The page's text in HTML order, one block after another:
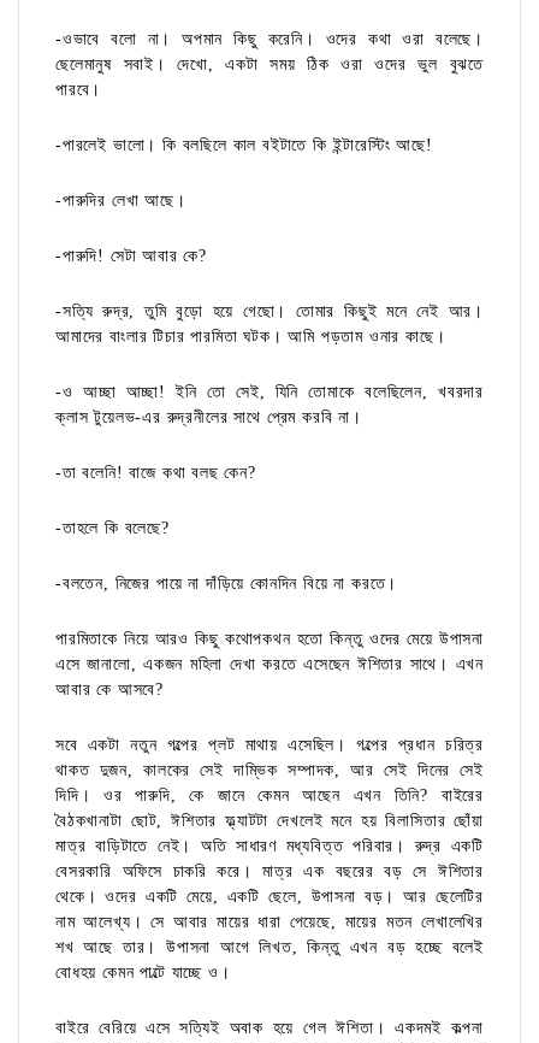
-ওভাবে বলো না। অপমান কিছু করেনি। ওদের কথা ওরা বলেছে।
ছেলেমানুষ সবাই। দেখো, একটা সময় ঠিক ওরা ওদের ভুল বুঝতে
পারবে।
-পারলেই ভালো। কি বলছিলে কাল বইটাতে কি ইন্টারেস্টিং আছে!
-পারুদির লেখা আছে।
-পারুদি! সেটা আবার কে?
-সত্যি রুদ্র, তুমি বুড়ো হয়ে গেছো। তোমার কিছুই মনে নেই আর।
আমাদের বাংলার টিচার পারমিতা ঘটক। আমি পড়তাম ওনার কাছে।
-ও আচ্ছা আচ্ছা! ইনি তো সেই, যিনি তোমাকে বলেছিলেন, খবরদার
ক্লাস টুয়েলভ-এর রুদ্রনীলের সাথে প্রেম করবি না।
-তা বলেনি! বাজে কথা বলছ কেন?
-তাহলে কি বলেছে?
-বলতেন, নিজের পায়ে না দাঁড়িয়ে কোনদিন বিয়ে না করতে।
পারমিতাকে নিয়ে আরও কিছু কথোপকথন হতো কিন্তু ওদের মেয়ে উপাসনা
এসে জানালো, একজন মহিলা দেখা করতে এসেছেন ঈশিতার সাথে। এখন
আবার কে আসবে?
সবে একটা নতুন গল্পের প্লট মাথায় এসেছিল। গল্পের প্রধান চরিত্র
থাকত দুজন, কালকের সেই দাম্ভিক সম্পাদক, আর সেই দিনের সেই
দিদি। ওর পারুদি, কে জানে কেমন আছেন এখন তিনি? বাইরের
বৈঠকখানাটা ছোট, ঈশিতার ফ্ল্যাটটা দেখলেই মনে হয় বিলাসিতার ছোঁয়া
মাত্র বাড়িটাতে নেই। অতি সাধারণ মধ্যবিত্ত পরিবার। রুদ্র একটি
বেসরকারি অফিসে চাকরি করে। মাত্র এক বছরের বড় সে ঈশিতার
থেকে। ওদের একটি মেয়ে, একটি ছেলে, উপাসনা বড়। আর ছেলেটির
নাম আলেখ্য। সে আবার মায়ের ধারা পেয়েছে, মায়ের মতন লেখালেখির
শখ আছে তার। উপাসনা আগে লিখত, কিন্তু এখন বড় হচ্ছে বলেই
বোধহয় কেমন পাল্টে যাচ্ছে ও।
বাইরে বেরিয়ে এসে সত্যিই অবাক হয়ে গেল ঈশিতা। একদমই কল্পনা